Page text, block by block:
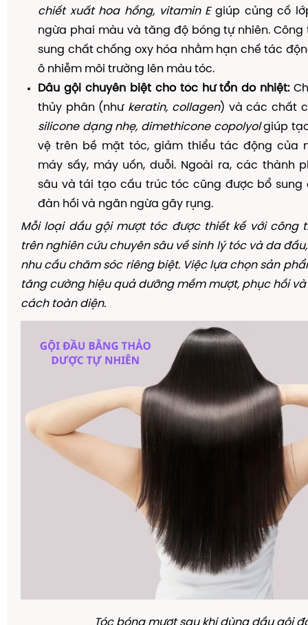
chiết xuất hoa hồng, vitamin Egiúp củng cố
ngừa phai màu và tăng độ bóng tự nhiên. Công
sung chất chống oxy hóa nhằm hạn chế tác
ô nhiễm môi trường lên màu tóc.
Dầu gội chuyên biệt cho tóc hư tổn do nhiệt:
thủy phân (như keratin, collagen) và các chất
silicone dạng nhẹ, dimethicone copolyolgiúp
vệ trên bề mặt tóc, giảm thiểu tác động của
máy sấy, máy uốn, duỗi. Ngoài ra, các thành
sâu và tái tạo cấu trúc tóc cũng được bổ sung
đàn hồi và ngăn ngừa gãy rụng.
Mỗi loại dầu gội mượt tóc được thiết kế với công
trên nghiên cứu chuyên sâu về sinh lý tóc và da
nhu cầu chăm sóc riêng biệt. Việc lựa chọn sản
tăng cường hiệu quả dưỡng mềm mượt, phục hồi
cách toàn diện.
Tóc bóng mượt sau khi dùng dầu gội